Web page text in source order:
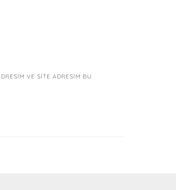
VE SITE ADRESIM BU